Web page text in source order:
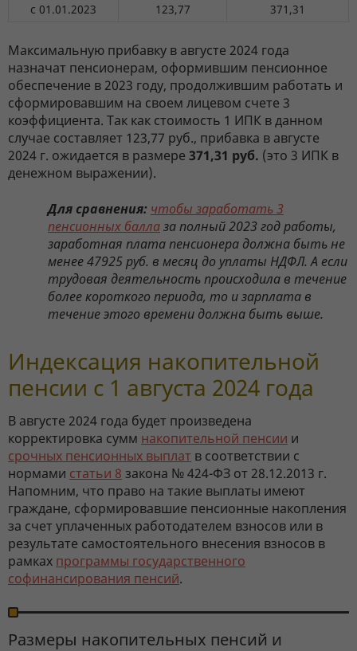
с 01.01.2023
123,77 371,31
Максимальную прибавку в августе 2024 года
назначат пенсионерам, оформившим пенсионное
обеспечение в 2023 году, продолжившим работать и
сформировавшим на своем лицевом счете 3
коэффициента. Так как стоимость 1 ИПК в данном
случае составляет 123,77 руб., прибавка в августе
2024 г. ожидается в размере 371,31 руб. (это 3 ИПК в
денежном выражении).
Для сравнения: чтобы заработать 3
пенсионных баллаза полный 2023 год работы,
заработная плата пенсионера должна быть не
менее 47925 руб. в месяц до уплаты НДФЛ. А если
трудовая деятельность происходила в течение
более короткого периода, то и зарплата в
течение этого времени должна быть выше.
Индексация накопительной
пенсии с 1 августа 2024 года
В августе 2024 года будет произведена
корректировка сумм накопительной пенсии и
срочных пенсионных выплат в соответствии с
нормами статьи 8 закона № 424-ФЗ от 28.12.2013 г.
Напомним, что право на такие выплаты имеют
граждане, сформировавшие пенсионные накопления
за счет уплаченных работодателем взносов или в
результате самостоятельного внесения взносов в
рамках программы государственного
софинансирования пенсий.
Размеры накопительных пенсий и